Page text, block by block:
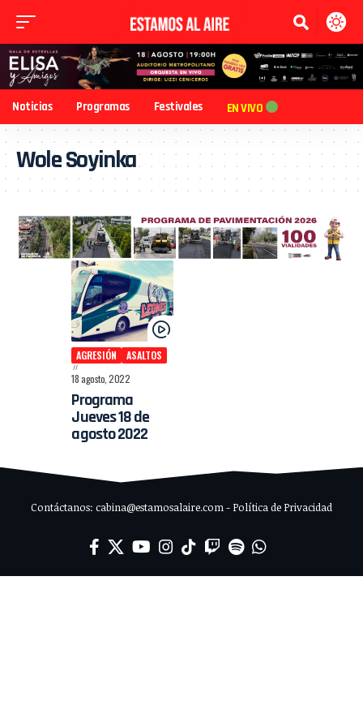
Noticias Programas Festivales EN VIVO
Wole Soyinka
AGRESIÓN
ASALTOS
18 agosto, 2022
Programa
Jueves 18 de
agosto 2022
Contáctanos: cabina@estamosalaire.com - Política de Privacidad